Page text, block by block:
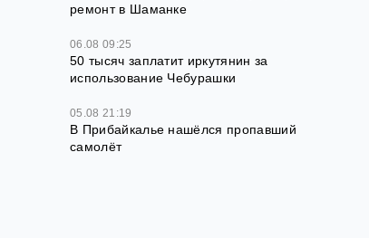
ремонт в Шаманке
06.08 09:25
50 тысяч заплатит иркутянин за
использование Чебурашки
05.08 21:19
В Прибайкалье нашёлся пропавший
самолёт